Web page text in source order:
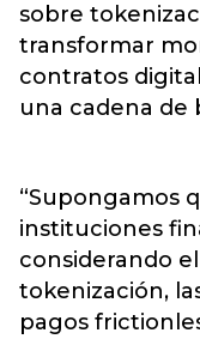
sobre
transformar
contratos
una cadena de
“Supongamos
instituciones
considerando
tokenización,
pagos